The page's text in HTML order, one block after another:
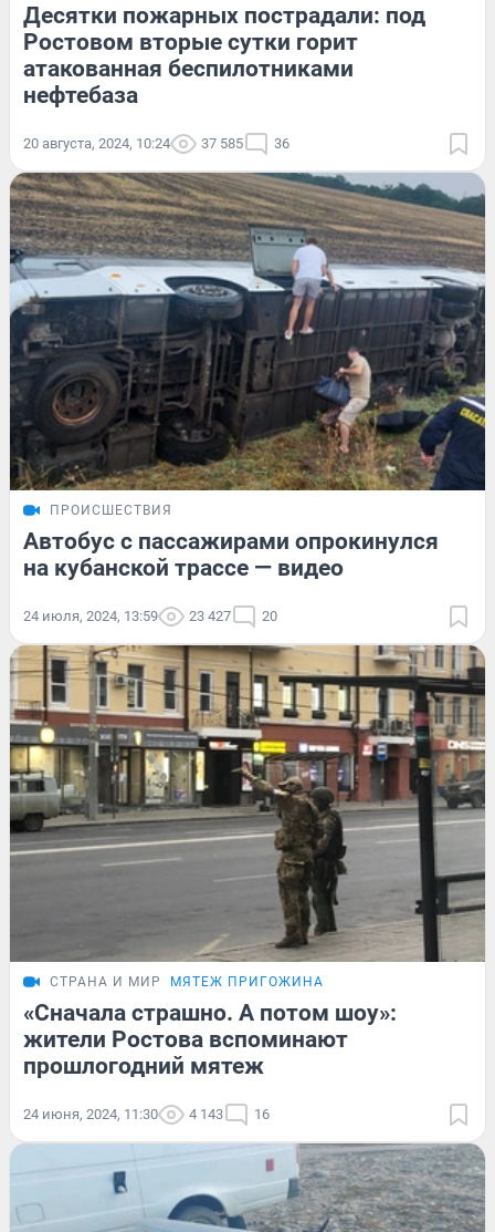
Десятки пожарных пострадали: под
Ростовом вторые сутки горит
атакованная беспилотниками
нефтебаза
20 августа, 2024, 10:24 37 585 36
ПРОИСШЕСТВИЯ
Автобус с пассажирами опрокинулся
на кубанской трассе — видео
24 июля, 2024, 13:59 23 427 20
СТРАНА И МИР МЯТЕЖ ПРИГОЖИНА
«Сначала страшно. А потом шоу»:
жители Ростова вспоминают
прошлогодний мятеж
24 июня, 2024, 11:30 4 143 16